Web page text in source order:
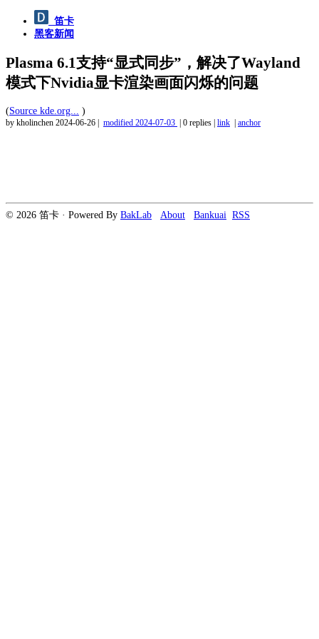
笛卡
黑客新闻
Plasma 6.1支持“显式同步”，解决了Wayland
模式下Nvidia显卡渲染画面闪烁的问题
(Source kde.org... )
by kholinchen 2024-06-26 modified 2024-07-03 0 replies link anchor
© 2026 笛卡 · Powered By BakLab About Bankuai RSS